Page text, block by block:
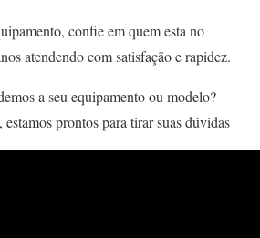
confie em quem esta no
atendendo com satisfação e rapidez.
a seu equipamento ou modelo?
prontos para tirar suas dúvidas